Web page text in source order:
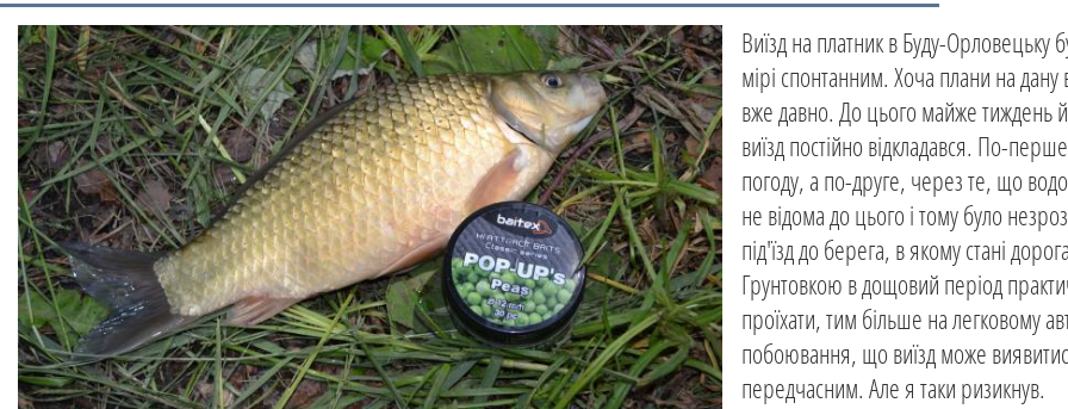
Виїзд на платник в Буду-Орловецьку
мірі спонтанним. Хоча плани на
вже давно. До цього майже тиждень
виїзд постійно відкладався. По-
погоду, а по-друге, через те, що
не відома до цього і тому було
під'їзд до берега, в якому стані
Грунтовкою в дощовий період
проїхати, тим більше на легковому
побоювання, що виїзд може
передчасним. Але я таки ризикнув.